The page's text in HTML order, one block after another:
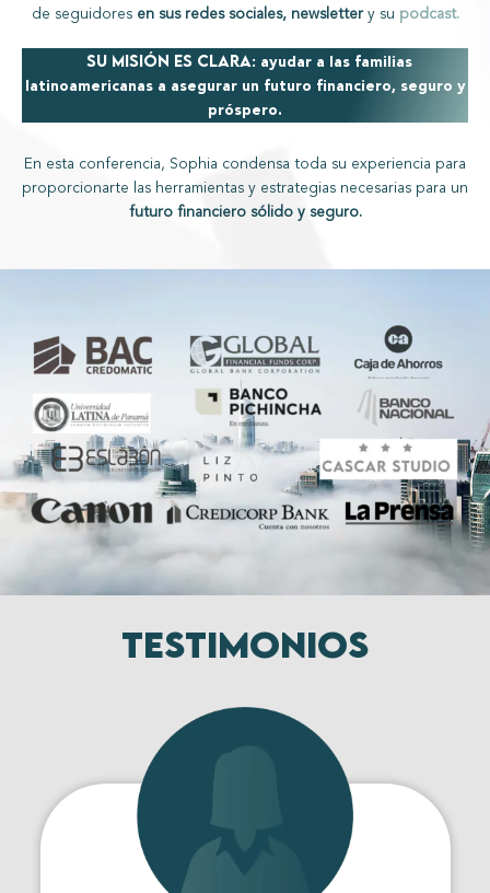
de seguidores en sus redes sociales, newslettery su podcast.
Su misión es clara: ayudar a las familias
latinoamericanas a asegurar un futuro financiero, seguro y
próspero.
En esta conferencia, Sophia condensa toda su experiencia para
proporcionarte las herramientas y estrategias necesarias para un
futuro financiero sólido y seguro.
Testimonios